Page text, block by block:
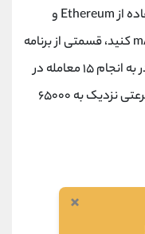
بستگی دارد. به عنوان مثال، اگر با استفاده از Ethereum و
Solana اقدام به ساخت یک برنامه mApp کنید، قسمتی از برنامه
ساخته شده بر روی Ethereum فقط قادر به انجام ۱۵ معامله در
ثانیه است در حالی که قسمت دیگر با سرعتی نزدیک به ۶۵۰۰۰
×